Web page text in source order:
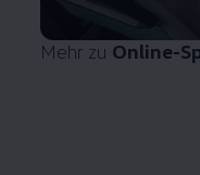
Mehr zu Online-